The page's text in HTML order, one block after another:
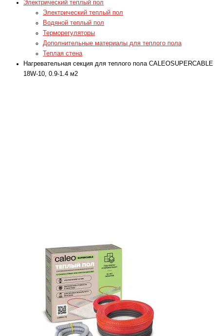
Электрический теплый пол
Электрический теплый пол
Водяной теплый пол
Терморегуляторы
Дополнительные материалы для теплого пола
Теплая стена
Нагревательная секция для теплого пола CALEOSUPERCABLE
18W-10, 0.9-1.4 м2